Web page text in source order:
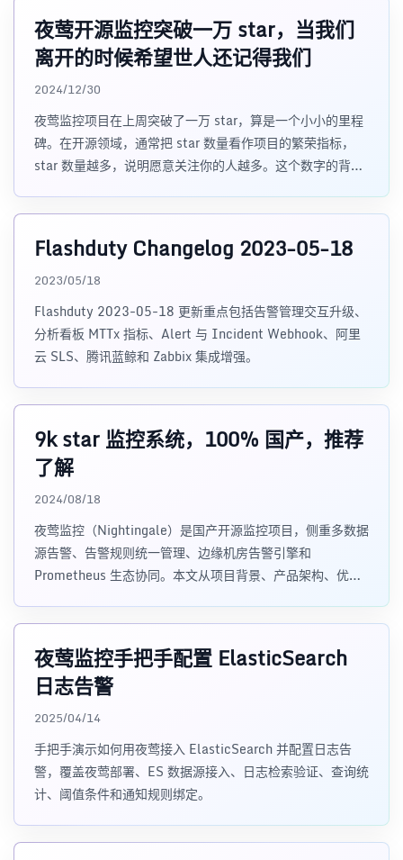
夜莺开源监控突破一万 star，当我们
离开的时候希望世人还记得我们
2024/12/30
夜莺监控项目在上周突破了一万 star，算是一个小小的里程
碑。在开源领域，通常把 star 数量看作项目的繁荣指标，
star 数量越多，说明愿意关注你的人越多。这个数字的背
Flashduty Changelog 2023-05-18
2023/05/18
Flashduty 2023-05-18 更新重点包括告警管理交互升级、
分析看板 MTTx 指标、Alert 与 Incident Webhook、阿里
云 SLS、腾讯蓝鲸和 Zabbix 集成增强。
9k star 监控系统，100% 国产，推荐
了解
2024/08/18
夜莺监控（Nightingale）是国产开源监控项目，侧重多数据
源告警、告警规则统一管理、边缘机房告警引擎和
Prometheus 生态协同。本文从项目背景、产品架构、优势
夜莺监控手把手配置 ElasticSearch
日志告警
2025/04/14
手把手演示如何用夜莺接入 ElasticSearch 并配置日志告
警，覆盖夜莺部署、ES 数据源接入、日志检索验证、查询统
计、阈值条件和通知规则绑定。